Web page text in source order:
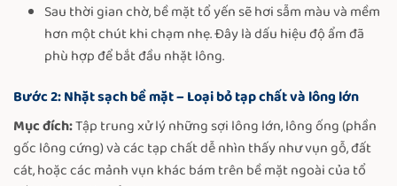
Sau thời gian chờ, bề mặt tổ yến sẽ hơi sẫm màu và mềm
hơn một chút khi chạm nhẹ. Đây là dấu hiệu độ ẩm đã
phù hợp để bắt đầu nhặt lông.
Bước 2: Nhặt sạch bề mặt – Loại bỏ tạp chất và lông lớn
Mục đích:Tập trung xử lý những sợi lông lớn, lông ống (phần
gốc lông cứng) và các tạp chất dễ nhìn thấy như vụn gỗ, đất
cát, hoặc các mảnh vụn khác bám trên bề mặt ngoài của tổ